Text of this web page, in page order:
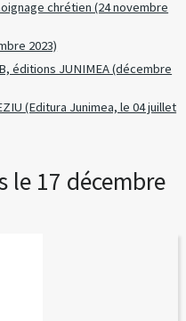
chrétien (24 novembre
2023)
éditions JUNIMEA (décembre
(Editura Junimea, le 04 juillet
le 17 décembre